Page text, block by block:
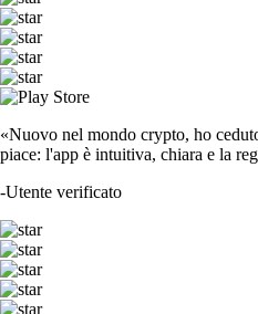
«Nuovo nel mondo crypto, ho
piace: l'app è intuitiva, chiara e la
-Utente verificato